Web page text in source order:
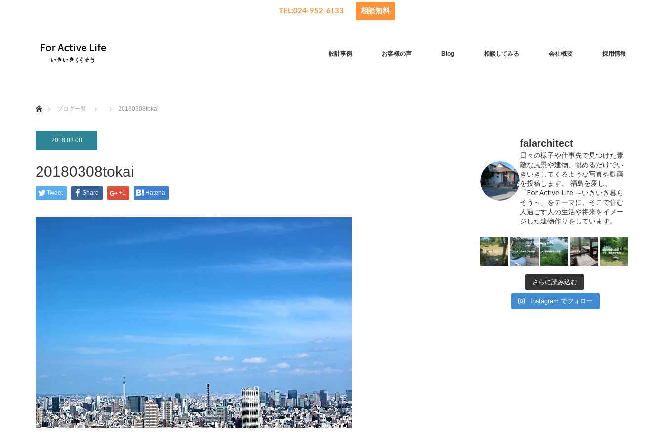
TEL:024-952-6133 相談無料
設計事例 お客様の声 Blog 相談してみる 会社概要 採用情報
ブログ一覧
20180308tokai
2018.03.08
20180308tokai
Tweet Share +1 Hatena
falarchitect
日々の様子や仕事先で見つけた素
敵な風景や建物、眺めるだけでい
きいきしてくるような写真や動画
を投稿します。
福島を愛し、
「For Active Life ～いきいき暮ら
そう～」をテーマに、そこで住む
人過ごす人の生活や将来をイメー
ジした建物作りをしています。
さらに読み込む
Instagram でフォロー